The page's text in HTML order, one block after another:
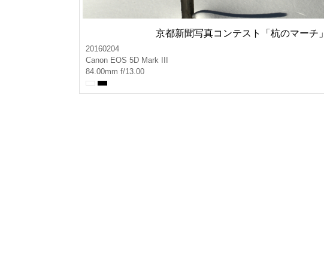
京都新聞写真コンテスト「杭のマーチ」
20160204
Canon EOS 5D Mark III
84.00mm f/13.00